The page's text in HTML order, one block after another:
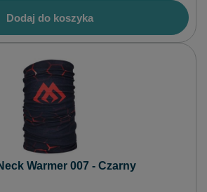
Dodaj do koszyka
Warmer 007 - Czarny